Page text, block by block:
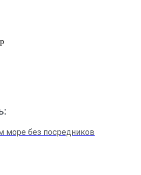
море без посредников